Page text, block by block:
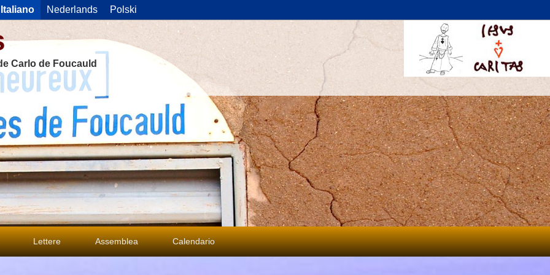
Italiano Nederlands Polski
Carlo de Foucauld
Lettere Assemblea Calendario